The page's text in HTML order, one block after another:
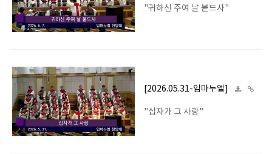
"귀하신 주여 날 붙드사"
[2026.05.31-임마누엘]
"십자가 그 사랑"